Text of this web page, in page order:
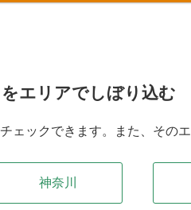
をエリアでしぼり込む
ェックできます。また、その
神奈川